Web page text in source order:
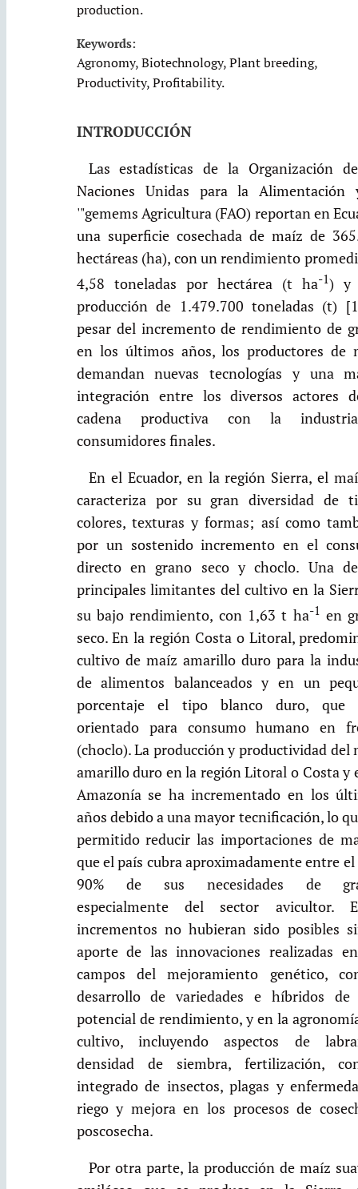
production.
Keywords:
Agronomy, Biotechnology, Plant breeding,
Productivity, Profitability.
INTRODUCCIÓN
Las estadísticas de la Organización
Naciones Unidas para la
'"gemems Agricultura (FAO) reportan en
una superficie cosechada de maíz de
hectáreas (ha), con un rendimiento
4,58 toneladas por hectárea (t ha-1) y
producción de 1.479.700 toneladas (t)
pesar del incremento de rendimiento de
en los últimos años, los productores de
demandan nuevas tecnologías y una
integración entre los diversos actores
cadena productiva con la
consumidores finales.
En el Ecuador, en la región Sierra, el
caracteriza por su gran diversidad de
colores, texturas y formas; así como
por un sostenido incremento en el
directo en grano seco y choclo. Una
principales limitantes del cultivo en la
su bajo rendimiento, con 1,63 t ha-1 en
seco. En la región Costa o Litoral,
cultivo de maíz amarillo duro para la
de alimentos balanceados y en un
porcentaje el tipo blanco duro, que
orientado para consumo humano en
(choclo). La producción y productividad del
amarillo duro en la región Litoral o Costa y
Amazonía se ha incrementado en los
años debido a una mayor tecnificación, lo
permitido reducir las importaciones de
que el país cubra aproximadamente entre el
90% de sus necesidades de
especialmente del sector avicultor.
incrementos no hubieran sido posibles
aporte de las innovaciones realizadas
campos del mejoramiento genético,
desarrollo de variedades e híbridos de
potencial de rendimiento, y en la
cultivo, incluyendo aspectos de
densidad de siembra, fertilización,
integrado de insectos, plagas y
riego y mejora en los procesos de
poscosecha.
Por otra parte, la producción de maíz